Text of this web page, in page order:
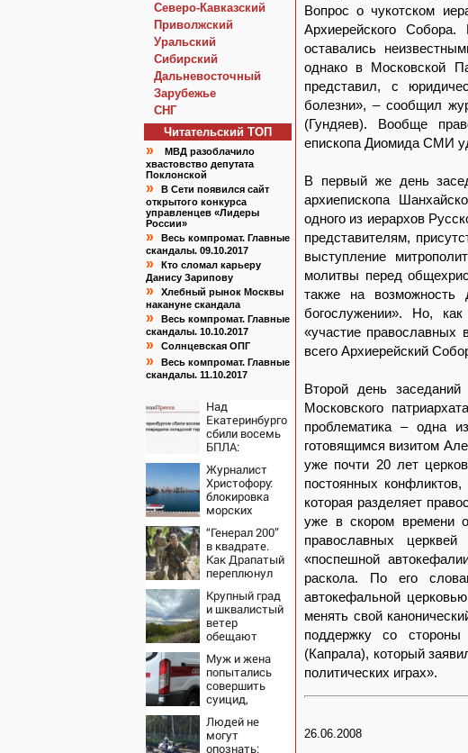
Северо-Кавказский
Приволжский
Уральский
Сибирский
Дальневосточный
Зарубежье
СНГ
Читательский TOП
»
МВД разоблачило
хвастовство депутата
Поклонской
»
В Сети появился сайт
открытого конкурса
управленцев «Лидеры
России»
»
Весь компромат. Главные
скандалы. 09.10.2017
»
Кто сломал карьеру
Данису Зарипову
»
Хлебный рынок Москвы
накануне скандала
»
Весь компромат. Главные
скандалы. 10.10.2017
» Солнцевская ОПГ
»
Весь компромат. Главные
скандалы. 11.10.2017
Над
Екатеринбургом
сбили восемь
БПЛА:
800
сотрудников
Wildberries
Журналист
Христофору:
блокировка
морских
катастрофа
для Украины
“Генерал 200”
в квадрате.
Как Драпатый
переплюнул
Крупный град
и шквалистый
ветер
обещают
на выходные
Муж и жена
попытались
совершить
суицид,
оперативные
службы
Людей не
могут
опознать:
Вопрос о чукотском
Архиерейского
оставались
однако в Московской
представил, с
болезни», – сообщил
(Гундяев). Вообще
епископа Диомида СМИ
В первый же день
архиепископа
одного из иерархов
представителям,
выступление
молитвы перед
также на возможность
богослужении». Но,
«участие православных
всего Архиерейский
Второй день
Московского
проблематика – одна
готовящимся визитом
уже почти 20 лет
постоянных
которая разделяет
уже в скором времени
православных
«поспешной
раскола. По его
автокефальной
менять свой
поддержку со стороны
(Капрала), который
политических играх».
26.06.2008